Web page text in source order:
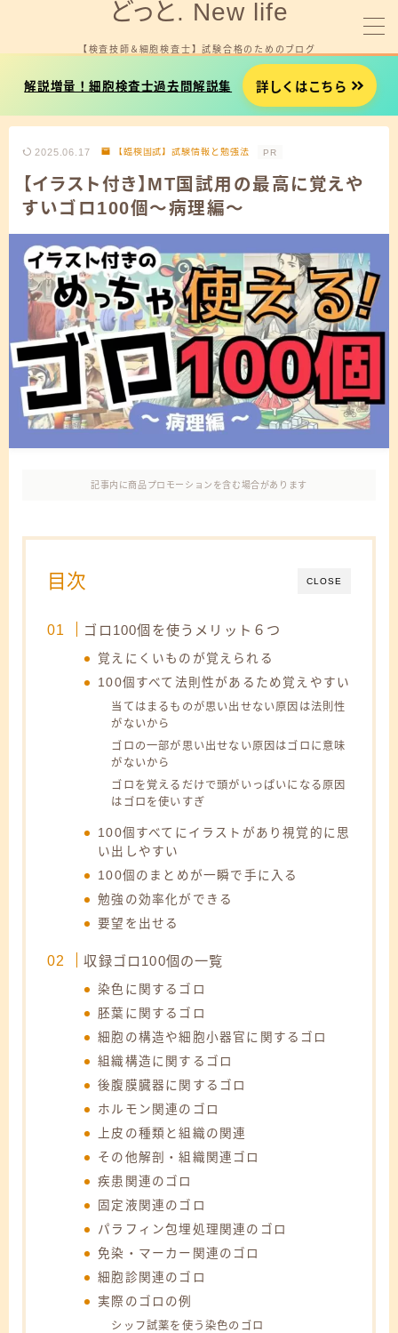
どっと. New life
【検査技師＆細胞検査士】 試験合格のためのブログ
細胞検査士試験を受験する方へ
就職やお金に悩みがある方へ
プロフィール
お問い合わせ
細胞検査士試験用タイマー
解説増量！細胞検査士過去問解説集 詳しくはこちら
2025.06.17 【臨検国試】試験情報と勉強法 PR
【イラスト付き】MT国試用の最高に覚えや
すいゴロ100個～病理編～
記事内に商品プロモーションを含む場合があります
CLOSE
目次
ゴロ100個を使うメリット６つ
覚えにくいものが覚えられる
100個すべて法則性があるため覚えやすい
当てはまるものが思い出せない原因は法則性
がないから
ゴロの一部が思い出せない原因はゴロに意味
がないから
ゴロを覚えるだけで頭がいっぱいになる原因
はゴロを使いすぎ
100個すべてにイラストがあり視覚的に思
い出しやすい
100個のまとめが一瞬で手に入る
勉強の効率化ができる
要望を出せる
収録ゴロ100個の一覧
染色に関するゴロ
胚葉に関するゴロ
細胞の構造や細胞小器官に関するゴロ
組織構造に関するゴロ
後腹膜臓器に関するゴロ
ホルモン関連のゴロ
上皮の種類と組織の関連
その他解剖・組織関連ゴロ
疾患関連のゴロ
固定液関連のゴロ
パラフィン包埋処理関連のゴロ
免染・マーカー関連のゴロ
細胞診関連のゴロ
実際のゴロの例
シッフ試薬を使う染色のゴロ